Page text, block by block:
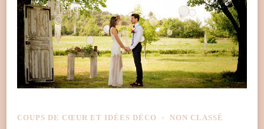
COUPS DE CŒUR ET IDÉES DÉCO NON CLASSÉ